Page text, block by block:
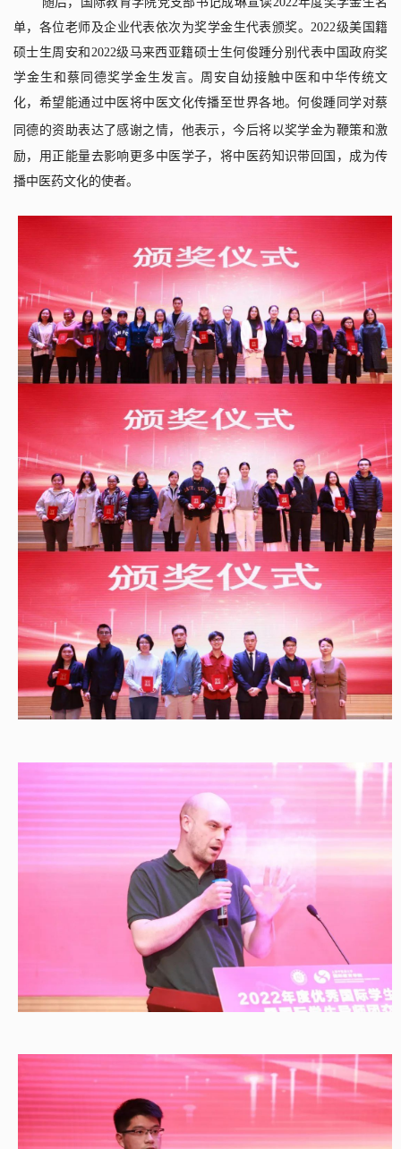
单，各位老师及企业代表依次为奖学金生代表颁奖。 2022级美国籍
硕士生周安和 2022级马来西亚籍硕士生何俊踵分别代表中国政府奖
学金生和蔡同德奖学金生发言。周安自幼接触中医和中华传统文
化，希望能通过中医将中医文化传播至世界各地。何俊踵同学对蔡
同德的资助表达了感谢之情，他表示，今后将以奖学金为鞭策和激
励，用正能量去影响更多中医学子，将中医药知识带回国，成为传
播中医药文化的使者。